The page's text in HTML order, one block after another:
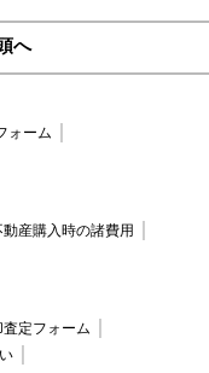
へ
ォーム
動産購入時の諸費用
定フォーム